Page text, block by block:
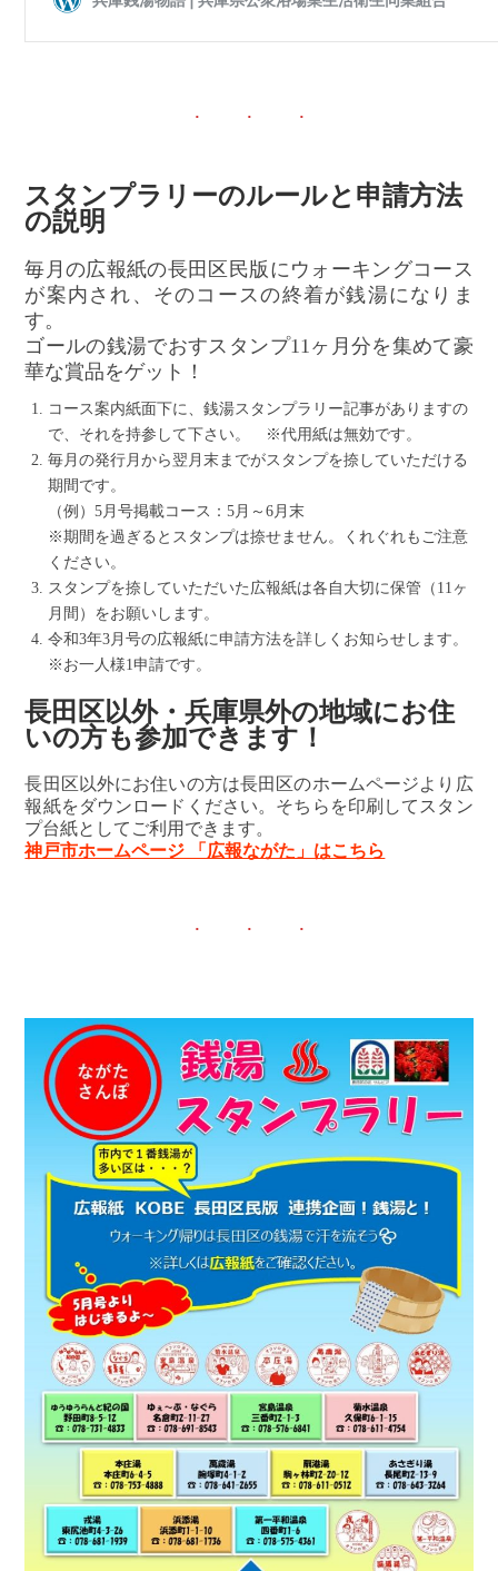
スタンプラリーのルールと申請方法
の説明
毎月の広報紙の長田区民版にウォーキングコース
が案内され、そのコースの終着が銭湯になりま
す。
ゴールの銭湯でおすスタンプ11ヶ月分を集めて豪
華な賞品をゲット！
コース案内紙面下に、銭湯スタンプラリー記事がありますの
で、それを持参して下さい。 ※代用紙は無効です。
毎月の発行月から翌月末までがスタンプを捺していただける
期間です。
（例）5月号掲載コース：5月～6月末
※期間を過ぎるとスタンプは捺せません。くれぐれもご注意
ください。
スタンプを捺していただいた広報紙は各自大切に保管（11ヶ
月間）をお願いします。
令和3年3月号の広報紙に申請方法を詳しくお知らせします。
※お一人様1申請です。
長田区以外・兵庫県外の地域にお住
いの方も参加できます！
長田区以外にお住いの方は長田区のホームページより広
報紙をダウンロードください。そちらを印刷してスタン
プ台紙としてご利用できます。
神戸市ホームページ 「広報ながた」はこちら